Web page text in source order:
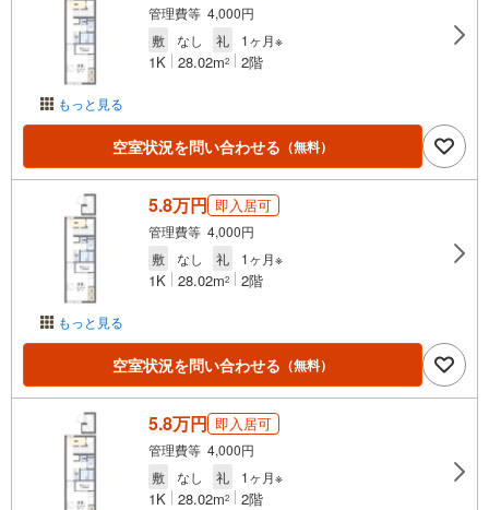
もっと見る
管理費等 4,000円
敷
なし 礼 1ヶ月※
1K 28.02m2 2階
空室状況を問い合わせる （無料）
もっと見る
5.8万円 即入居可
管理費等 4,000円
敷
なし 礼 1ヶ月※
1K 28.02m2 2階
空室状況を問い合わせる （無料）
5.8万円 即入居可
管理費等 4,000円
敷
なし 礼 1ヶ月※
1K 28.02m2 2階